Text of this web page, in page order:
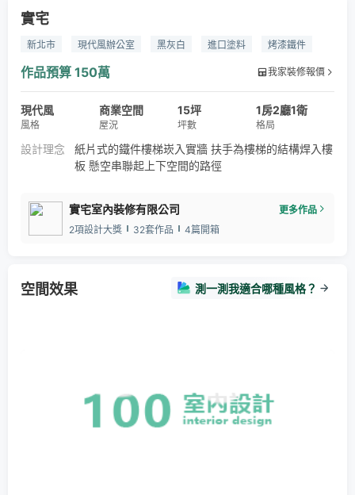
實宅
新北市 現代風辦公室 黑灰白 進口塗料 烤漆鐵件
作品預算 150萬 我家裝修報價
現代風
風格
商業空間
屋況
15坪
坪數
1房2廳1衛
格局
設計理念
紙片式的鐵件樓梯崁入實牆 扶手為樓梯的結構焊入樓
板 懸空串聯起上下空間的路徑
實宅室內裝修有限公司
更多作品
2項設計大獎
32套作品 4篇開箱
空間效果 測一測我適合哪種風格？